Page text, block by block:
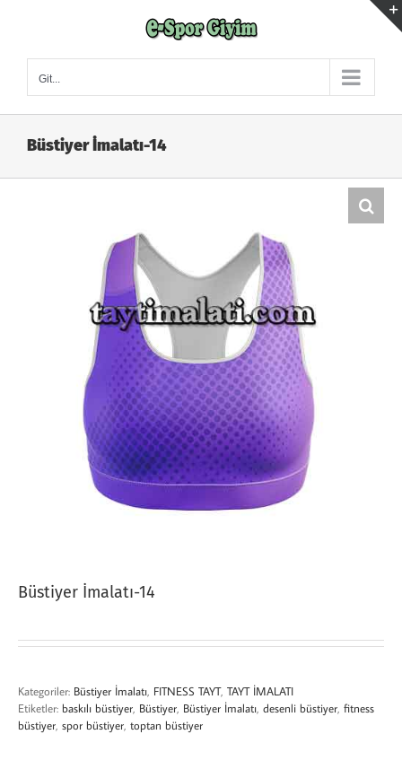
Git...
Büstiyer İmalatı-14
Büstiyer İmalatı-14
Kategoriler: Büstiyer İmalatı FITNESS TAYT, TAYT İMALATI
Etiketler: baskılı büstiyer Büstiyer Büstiyer İmalatı desenli büstiyer fitness
büstiyer spor büstiyer toptan büstiyer